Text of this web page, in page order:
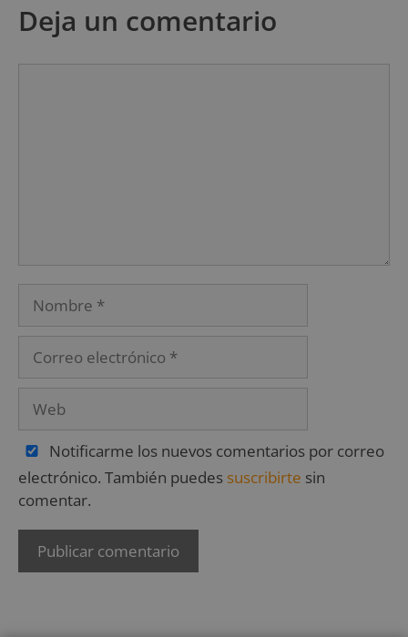
Deja un comentario
Notificarme los nuevos comentarios por correo
electrónico. También puedes suscribirte sin
comentar.